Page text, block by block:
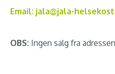
Email: jala@jala-
OBS: Ingen salg fra adressen